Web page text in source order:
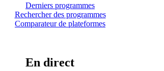
Derniers programmes
Rechercher des programmes
Comparateur de plateformes
En direct